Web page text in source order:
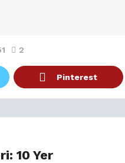
2
Pinterest
10 Yer